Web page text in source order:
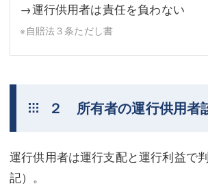
→運行供用者は責任を負わない
※自賠法３条ただし書
２ 所有者の運行供用者
運行供用者は運行支配と運行利益で
記）。